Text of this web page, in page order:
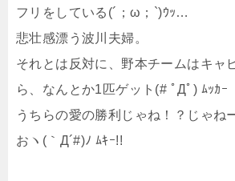
フリをしている(´；ω；`)ｳｯ…
悲壮感漂う波川夫婦。
それとは反対に、野本チームはキャ
ら、なんとか1匹ゲット(# ﾟДﾟ) ﾑｯｶｰ
うちらの愛の勝利じゃね！？じゃね
おヽ(｀Д´#)ﾉ ﾑｷｰ!!